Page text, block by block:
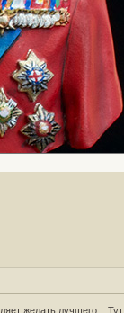
желать лучшего... Тут